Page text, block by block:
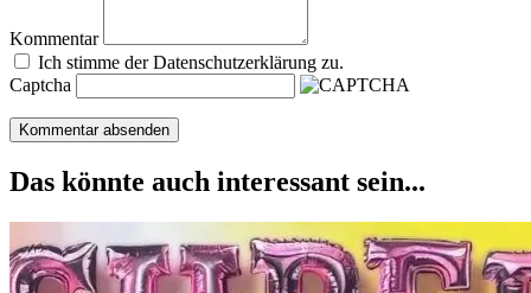
Kommentar
Ich stimme der Datenschutzerklärung zu.
Captcha
Das könnte auch interessant sein...